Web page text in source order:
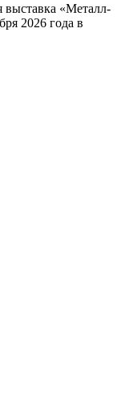
«Металл-
2026 года в